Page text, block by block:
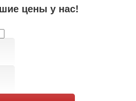
цены у нас!